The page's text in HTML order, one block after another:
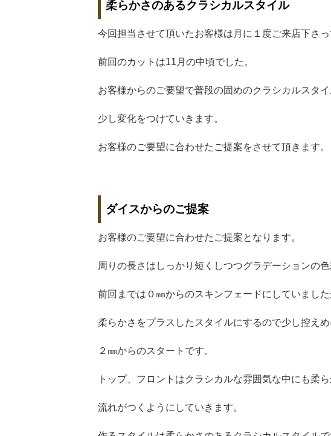
柔らかさのあるクラシカルスタイル
今回担当させて頂いたお客様は月に１度ご来店下さっ
前回のカットは11月の中頃でした。
お客様からのご要望で普段の固めのクラシカルスタイ
少し変化をつけていきます。
お客様のご要望に合わせたご提案をさせて頂きます。
ダイスからのご提案
お客様のご要望に合わせたご提案となります。
周りの長さはしっかり短くしつつグラデーションの色
前回までは０㎜からのスキンフェードにしていまし
柔らかさをプラスしたスタイルにするので少し控えめ
２㎜からのスタートです。
トップ、フロントはクラシカルな雰囲気な中にも柔
流れがつくようにしていきます。